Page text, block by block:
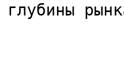
глубины